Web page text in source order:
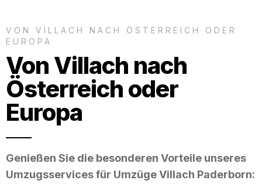
VON VILLACH NACH ÖSTERREICH ODER
EUROPA
Von Villach nach
Österreich oder
Europa
Genießen Sie die besonderen Vorteile unseres
Umzugsservices für Umzüge Villach Paderborn: